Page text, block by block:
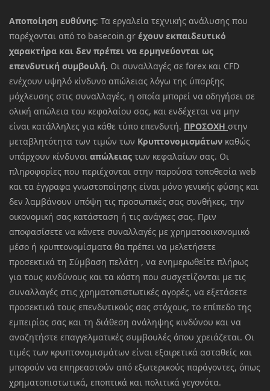
Αποποίηση ευθύνης: Τα εργαλεία τεχνικής ανάλυσης που
παρέχονται από το basecoin.gr έχουν εκπαιδευτικό
χαρακτήρα και δεν πρέπει να ερμηνεύονται ως
επενδυτική συμβουλή. Οι συναλλαγές σε forex και CFD
ενέχουν υψηλό κίνδυνο απώλειας λόγω της ύπαρξης
μόχλευσης στις συναλλαγές, η οποία μπορεί να οδηγήσει σε
ολική απώλεια του κεφαλαίου σας, και ενδέχεται να μην
είναι κατάλληλες για κάθε τύπο επενδυτή. ΠΡΟΣΟΧΗ στην
μεταβλητότητα των τιμών των Κρυπτονομισμάτων καθώς
υπάρχουν κίνδυνοι απώλειας των κεφαλαίων σας. Οι
πληροφορίες που περιέχονται στην παρούσα τοποθεσία web
και τα έγγραφα γνωστοποίησης είναι μόνο γενικής φύσης και
δεν λαμβάνουν υπόψη τις προσωπικές σας συνθήκες, την
οικονομική σας κατάσταση ή τις ανάγκες σας. Πριν
αποφασίσετε να κάνετε συναλλαγές με χρηματοοικονομικό
μέσο ή κρυπτονομίσματα θα πρέπει να μελετήσετε
προσεκτικά τη Σύμβαση πελάτη , να ενημερωθείτε πλήρως
για τους κινδύνους και τα κόστη που συσχετίζονται με τις
συναλλαγές στις χρηματοπιστωτικές αγορές, να εξετάσετε
προσεκτικά τους επενδυτικούς σας στόχους, το επίπεδο της
εμπειρίας σας και τη διάθεση ανάληψης κινδύνου και να
αναζητήστε επαγγελματικές συμβουλές όπου χρειάζεται. Οι
τιμές των κρυπτονομισμάτων είναι εξαιρετικά ασταθείς και
μπορούν να επηρεαστούν από εξωτερικούς παράγοντες, όπως
χρηματοπιστωτικά, εποπτικά και πολιτικά γεγονότα.